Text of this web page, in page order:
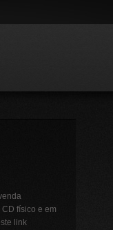
físico e em
link